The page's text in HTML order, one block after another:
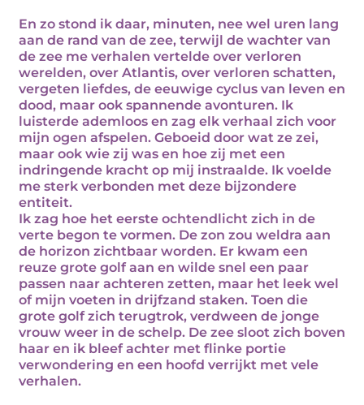
En zo stond ik daar, minuten, nee wel uren lang
aan de rand van de zee, terwijl de wachter van
de zee me verhalen vertelde over verloren
werelden, over Atlantis, over verloren schatten,
vergeten liefdes, de eeuwige cyclus van leven en
dood, maar ook spannende avonturen. Ik
luisterde ademloos en zag elk verhaal zich voor
mijn ogen afspelen. Geboeid door wat ze zei,
maar ook wie zij was en hoe zij met een
indringende kracht op mij instraalde. Ik voelde
me sterk verbonden met deze bijzondere
entiteit.
Ik zag hoe het eerste ochtendlicht zich in de
verte begon te vormen. De zon zou weldra aan
de horizon zichtbaar worden. Er kwam een
reuze grote golf aan en wilde snel een paar
passen naar achteren zetten, maar het leek wel
of mijn voeten in drijfzand staken. Toen die
grote golf zich terugtrok, verdween de jonge
vrouw weer in de schelp. De zee sloot zich boven
haar en ik bleef achter met flinke portie
verwondering en een hoofd verrijkt met vele
verhalen.